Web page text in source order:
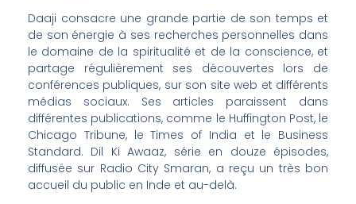
Daaji consacre une grande partie de son temps et
de son énergie à ses recherches personnelles dans
le domaine de la spiritualité et de la conscience, et
partage régulièrement ses découvertes lors de
conférences publiques, sur son site web et différents
médias sociaux. Ses articles paraissent dans
différentes publications, comme le Huffington Post, le
Chicago Tribune, le Times of India et le Business
Standard. Dil Ki Awaaz, série en douze épisodes,
diffusée sur Radio City Smaran, a reçu un très bon
accueil du public en Inde et au-delà.